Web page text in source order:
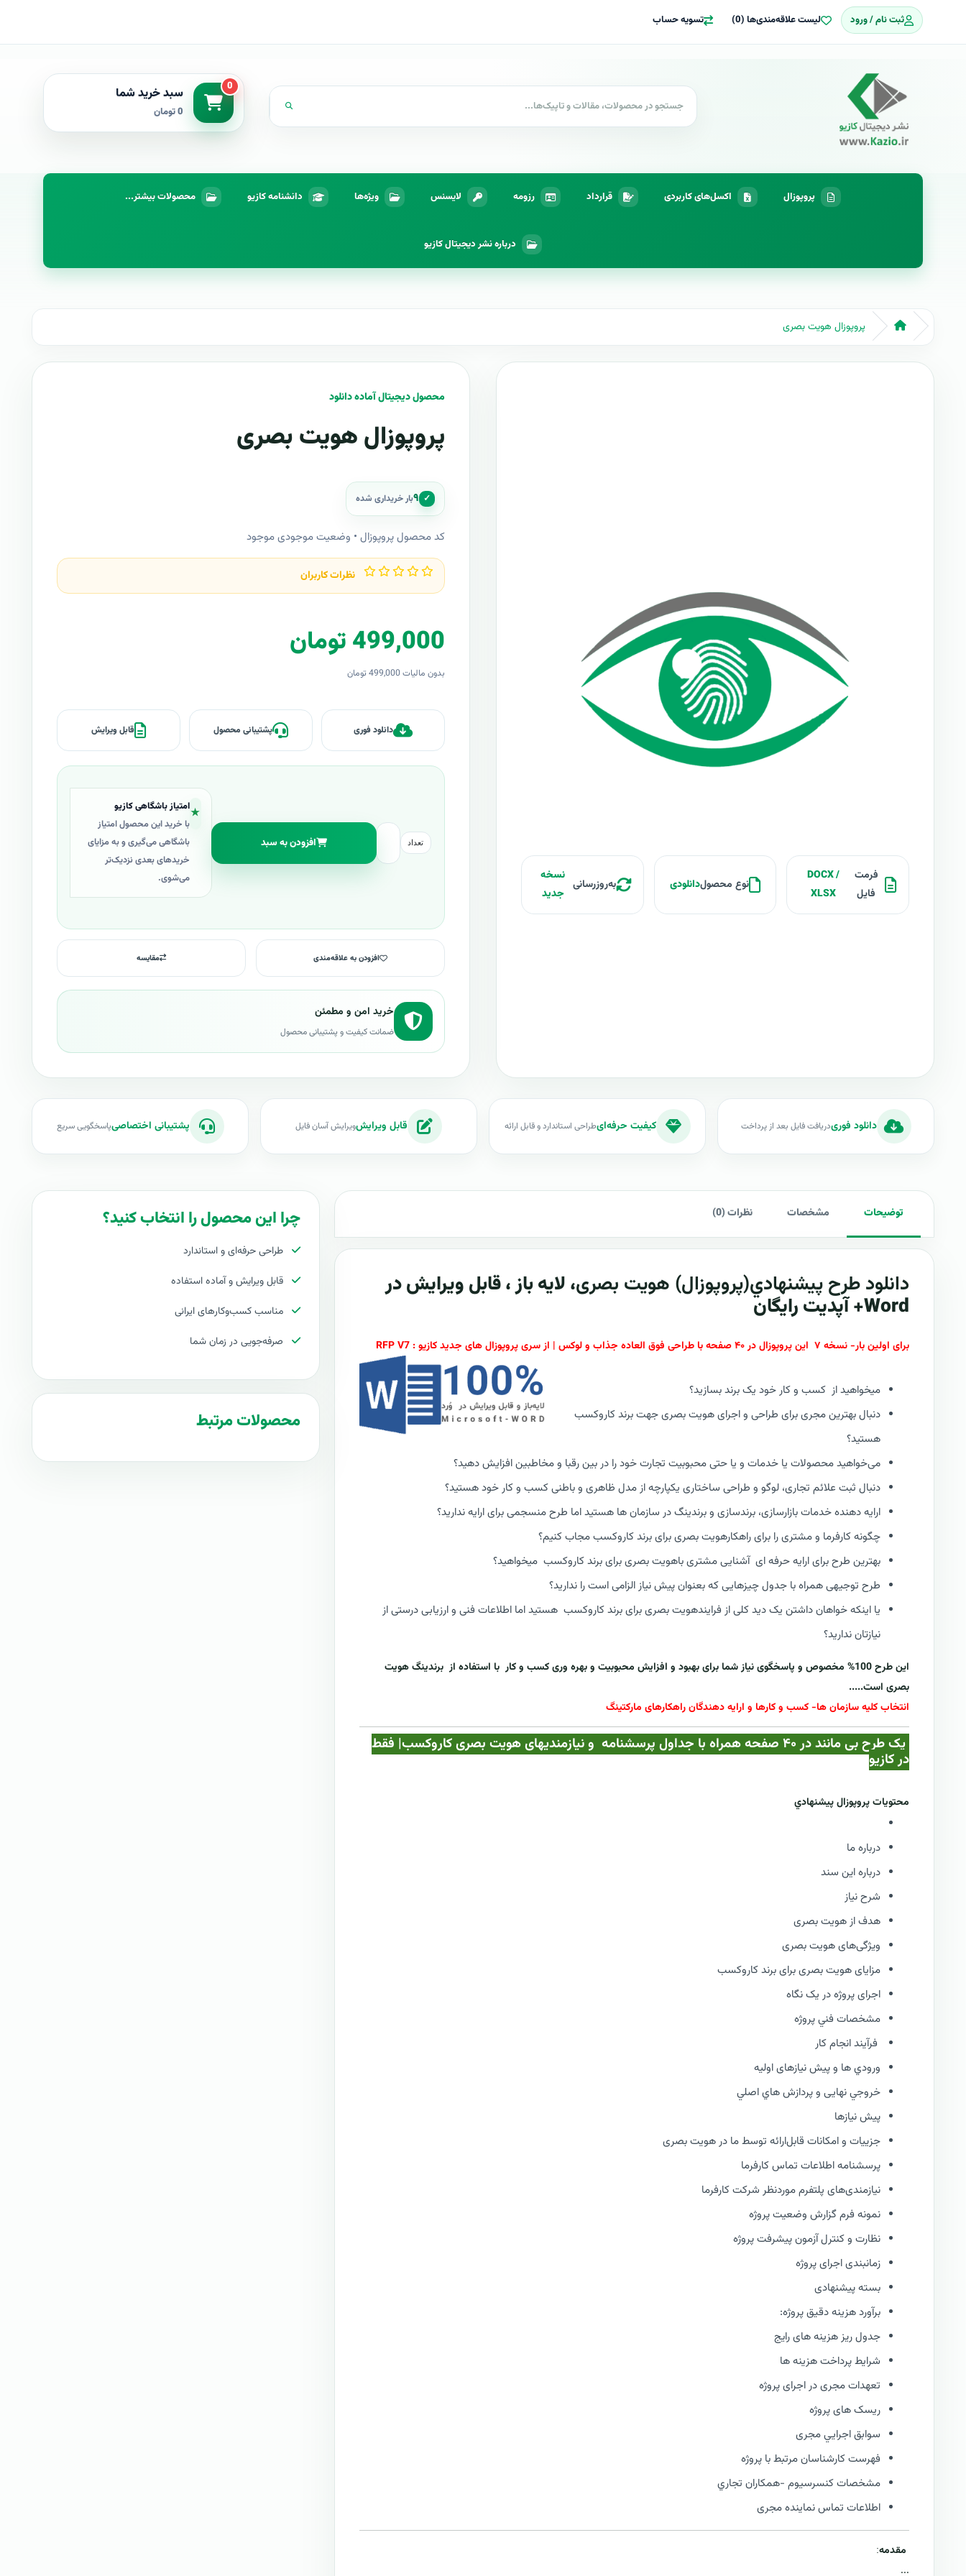
ثبت نام / ورود لیست علاقه‌مندی‌ها (0) تسویه حساب
0 سبد خرید شما
0 تومان
پروپوزال اکسل‌های کاربردی قرارداد رزومه لایسنس ویژه‌ها دانشنامه کازیو محصولات بیشتر...
درباره نشر دیجیتال کازیو
پروپوزال هویت بصری
محصول دیجیتال آماده دانلود
پروپوزال هویت بصری
✓ ۹بار خریداری شده
کد محصول پروپوزال • وضعیت موجودی موجود
نظرات کاربران
499,000 تومان
بدون مالیات 499,000 تومان
دانلود فوری پشتیبانی محصول قابل ویرایش
تعداد افزودن به سبد
★امتیاز باشگاهی کازیو
با خرید این محصول امتیاز
باشگاهی می‌گیری و به مزایای
خریدهای بعدی نزدیک‌تر
می‌شوی.
افزودن به علاقه‌مندی مقایسه
خرید امن و مطمئن
ضمانت کیفیت و پشتیبانی محصول
فرمت
فایل
DOCX /
XLSX
نوع محصولدانلودی به‌روزرسانی
نسخه
جدید
دانلود فوریدریافت فایل بعد از پرداخت کیفیت حرفه‌ایطراحی استاندارد و قابل ارائه قابل ویرایشویرایش آسان فایل پشتیبانی اختصاصیپاسخگویی سریع
توضیحات مشخصات نظرات (0)
دانلود طرح پيشنهادي(پروپوزال) هویت بصری، لایه باز ، قابل ویرایش در
Word+ آپدیت رایگان
برای اولین بار- نسخه ۷ این پروپوزال در ۴۰ صفحه با طراحی فوق العاده جذاب و لوکس | از سری پروپوزال های جدید کازیو : RFP V7
میخواهید از کسب و کار خود یک برند بسازید؟
دنبال بهترین مجری برای طراحی و اجرای هویت بصری جهت برند کاروکسب
هستید؟
می‌خواهید محصولات یا خدمات و یا حتی محبوبیت تجارت خود را در بین رقبا و مخاطبین افزایش دهید؟
دنبال ثبت علائم تجاری، لوگو و طراحی ساختاری یکپارچه از مدل ظاهری و باطنی کسب و کار خود هستید؟
ارایه دهنده خدمات بازارسازی، برندسازی و برندینگ در سازمان ها هستید اما طرح منسجمی برای ارایه ندارید؟
چگونه کارفرما و مشتری را برای راهکارهویت بصری برای برند کاروکسب مجاب کنیم؟
بهترین طرح برای ارایه حرفه ای آشنایی مشتری باهویت بصری برای برند کاروکسب میخواهید؟
طرح توجیهی همراه با جدول چیزهایی که بعنوان پیش نیاز الزامی است را ندارید؟
یا اینکه خواهان داشتن یک دید کلی از فرایندهویت بصری برای برند کاروکسب هستید اما اطلاعات فنی و ارزیابی درستی از
نیازتان ندارید؟
این طرح 100% مخصوص و پاسخگوی نیاز شما برای بهبود و افزایش محبوبیت و بهره وری کسب و کار با استفاده از
برندینگ هویت
بصری است.....
انتخاب کلیه سازمان ها- کسب و کارها و ارایه دهندگان راهکارهای مارکتینگ
یک طرح بی مانند در ۴۰ صفحه همراه با جداول پرسشنامه و نیازمندیهای هویت بصری کاروکسب| فقط
در کازيو
محتويات پروپوزال پيشنهادي
درباره ما
درباره این سند
شرح نیاز
هدف از هویت بصری
ویژگی‌های هویت بصری
مزایای هویت بصری برای برند کاروکسب
اجرای پروژه در یک نگاه
مشخصات فني پروژه
فرآيند انجام کار
ورودي ها و پیش نیازهای اولیه
خروجي نهایی و پردازش هاي اصلي
پیش نیازها
جزییات و امکانات قابل‌ارائه توسط ما در هویت بصری
پرسشنامه اطلاعات تماس کارفرما
نیازمندی‌های پلتفرم موردنظر شرکت کارفرما
نمونه فرم گزارش وضعيت پروژه
نظارت و كنترل آزمون پیشرفت پروژه
زمانبندی اجرای پروژه
بسته پیشنهادی
برآورد هزینه دقیق پروژه:
جدول ریز هزینه های رایج
شرایط پرداخت هزینه ها
تعهدات مجری در اجرای پروژه
ریسک های پروژه
سوابق اجرايي مجری
فهرست كارشناسان مرتبط با پروژه
مشخصات كنسرسيوم -همكاران تجاري
اطلاعات تماس نماینده مجری
مقدمه:
...
چرا این محصول را انتخاب کنید؟
طراحی حرفه‌ای و استاندارد
قابل ویرایش و آماده استفاده
مناسب کسب‌وکارهای ایرانی
صرفه‌جویی در زمان شما
محصولات مرتبط